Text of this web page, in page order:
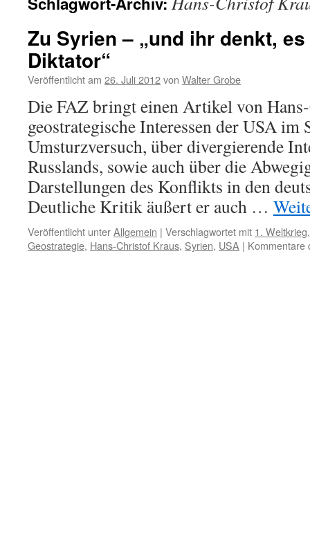
Zu Syrien – „und ihr denkt,
Diktator“
Veröffentlicht am 26. Juli 2012von Walter Grobe
Die FAZ bringt einen Artikel von
geostrategische Interessen der USA im
Umsturzversuch, über divergierende
Russlands, sowie auch über die
Darstellungen des Konflikts in den
Deutliche Kritik äußert er auch …
Veröffentlicht unterAllgemein | Verschlagwortet mit 1. Weltkrieg
Geostrategie, Hans-Christof Kraus, Syrien, USA | Kommentare